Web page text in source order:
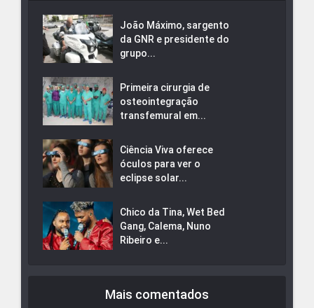
João Máximo, sargento
da GNR e presidente do
grupo...
Primeira cirurgia de
osteointegração
transfemural em...
Ciência Viva oferece
óculos para ver o
eclipse solar...
Chico da Tina, Wet Bed
Gang, Calema, Nuno
Ribeiro e...
Mais comentados